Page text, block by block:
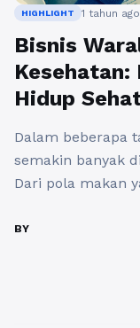
HIGHLIGHT 1 tahun ago
Bisnis
Kesehatan:
Hidup
Dalam beberapa
semakin banyak
Dari pola makan
terus meningkat.
BY